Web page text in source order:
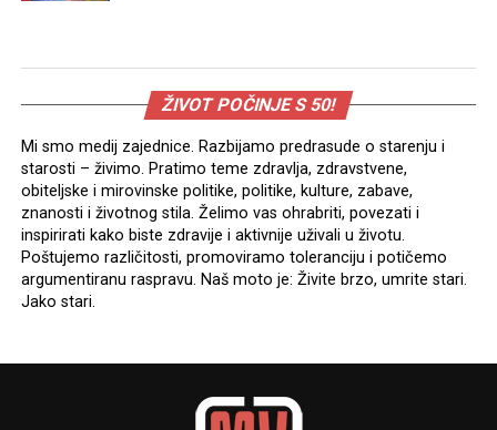
ŽIVOT POČINJE S 50!
Mi smo medij zajednice. Razbijamo predrasude o starenju i
starosti – živimo. Pratimo teme zdravlja, zdravstvene,
obiteljske i mirovinske politike, politike, kulture, zabave,
znanosti i životnog stila. Želimo vas ohrabriti, povezati i
inspirirati kako biste zdravije i aktivnije uživali u životu.
Poštujemo različitosti, promoviramo toleranciju i potičemo
argumentiranu raspravu. Naš moto je: Živite brzo, umrite stari.
Jako stari.